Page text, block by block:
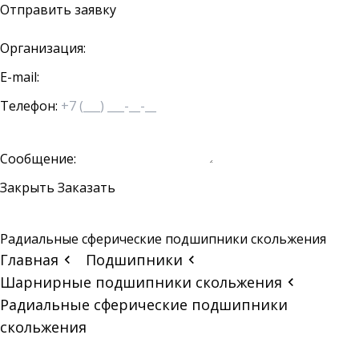
Отправить заявку
Организация:
E-mail:
Телефон:
Сообщение:
Закрыть Заказать
Радиальные сферические подшипники скольжения
Главная
Подшипники
Шарнирные подшипники скольжения
Радиальные сферические подшипники
скольжения